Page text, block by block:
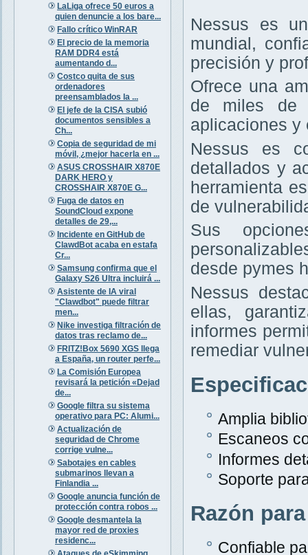
LaLiga ofrece 50 euros a
quien denuncie a los bare...
Fallo crítico WinRAR
El precio de la memoria
RAM DDR4 está
aumentando d...
Costco quita de sus
ordenadores
preensamblados la ...
El jefe de la CISA subió
documentos sensibles a
Ch...
Copia de seguridad de mi
móvil, ¿mejor hacerla en ...
ASUS CROSSHAIR X870E
DARK HERO y
CROSSHAIR X870E G...
Fuga de datos en
SoundCloud expone
detalles de 29,...
Incidente en GitHub de
ClawdBot acaba en estafa
Cr...
Samsung confirma que el
Galaxy S26 Ultra incluirá ...
Asistente de IA viral
"Clawdbot" puede filtrar
men...
Nike investiga filtración de
datos tras reclamo de...
FRITZ!Box 5690 XGS llega
a España, un router perfe...
La Comisión Europea
revisará la petición «Dejad
de...
Google filtra su sistema
operativo para PC: Alumi...
Actualización de
seguridad de Chrome
corrige vulne...
Sabotajes en cables
submarinos llevan a
Finlandia ...
Google anuncia función de
protección contra robos ...
Google desmantela la
mayor red de proxies
residenc...
Nessus es
mundial,
precisión y
Ofrece una
de miles de
aplicaciones y
Nessus es
detallados y
herramienta
de
Sus
desde pymes
Nessus
ellas,
informes
remediar
Amplia
Escaneos
Informes
Soporte
Razón
Confiable